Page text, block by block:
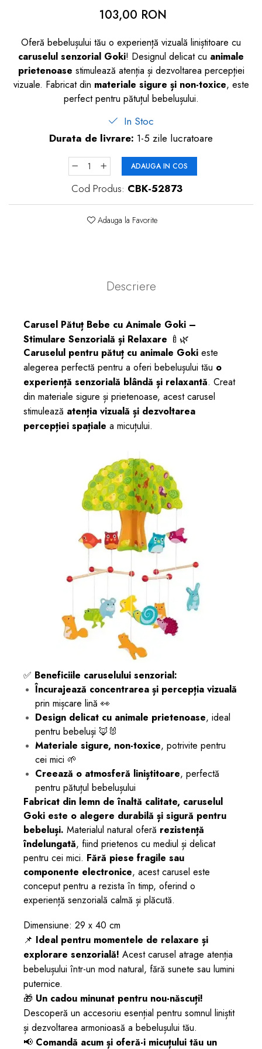
Igiena copii
103,00 RON
Oferă bebelușului tău o experiență vizuală liniștitoare cu
caruselul senzorial Goki! Designul delicat cu animale
prietenoase stimulează atenția și dezvoltarea percepției
vizuale. Fabricat din materiale sigure și non-toxice, este
perfect pentru pătuțul bebelușului.
In Stoc
Durata de livrare: 1-5 zile lucratoare
ADAUGA IN COS
Cod Produs: CBK-52873
Adauga la Favorite
Descriere
Carusel Pătuț Bebe cu Animale Goki –
Stimulare Senzorială și Relaxare 🍼🌿
Caruselul pentru pătuț cu animale Goki este
alegerea perfectă pentru a oferi bebelușului tău o
experiență senzorială blândă și relaxantă. Creat
din materiale sigure și prietenoase, acest carusel
stimulează atenția vizuală și dezvoltarea
percepției spațiale a micuțului.
✅ Beneficiile caruselului senzorial:
Încurajează concentrarea și percepția vizuală
prin mișcare lină 👀
Design delicat cu animale prietenoase, ideal
pentru bebeluși 🦊🐰
Materiale sigure, non-toxice, potrivite pentru
cei mici 🌱
Creează o atmosferă liniștitoare, perfectă
pentru pătuțul bebelușului
Fabricat din lemn de înaltă calitate, caruselul
Goki este o alegere durabilă și sigură pentru
bebeluși. Materialul natural oferă rezistență
îndelungată, fiind prietenos cu mediul și delicat
pentru cei mici. Fără piese fragile sau
componente electronice, acest carusel este
conceput pentru a rezista în timp, oferind o
experiență senzorială calmă și plăcută.
Dimensiune: 29 x 40 cm
📌 Ideal pentru momentele de relaxare și
explorare senzorială! Acest carusel atrage atenția
bebelușului într-un mod natural, fără sunete sau lumini
puternice.
🎁 Un cadou minunat pentru nou-născuți!
Descoperă un accesoriu esențial pentru somnul liniștit
și dezvoltarea armonioasă a bebelușului tău.
📢 Comandă acum și oferă-i micuțului tău un